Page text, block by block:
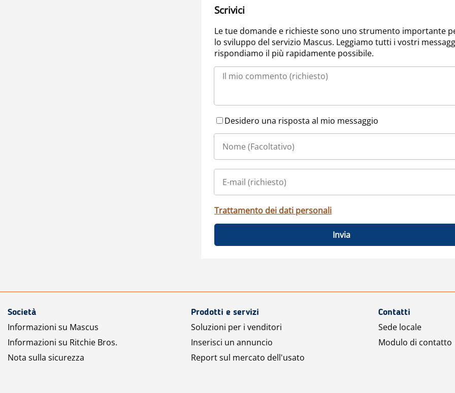
Scrivici
Le tue domande e richieste sono uno strumento importante
lo sviluppo del servizio Mascus. Leggiamo tutti i vostri
rispondiamo il più rapidamente possibile.
Desidero una risposta al mio messaggio
Trattamento dei dati personali
Invia
Società
Informazioni su Mascus
Informazioni su Ritchie Bros.
Nota sulla sicurezza
Prodotti e servizi
Soluzioni per i venditori
Inserisci un annuncio
Report sul mercato dell'usato
Contatti
Sede locale
Modulo di contatto